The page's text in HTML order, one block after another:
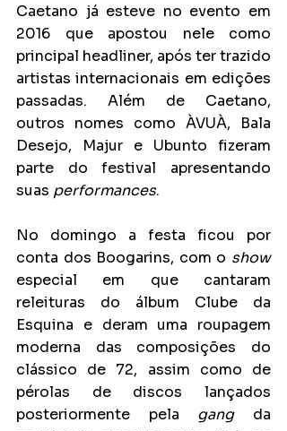
Caetano já esteve no evento em
2016 que apostou nele como
principal headliner, após ter trazido
artistas internacionais em edições
passadas. Além de Caetano,
outros nomes como ÀVUÀ, Bala
Desejo, Majur e Ubunto fizeram
parte do festival apresentando
suas performances.
No domingo a festa ficou por
conta dos Boogarins, com o show
especial em que cantaram
releituras do álbum Clube da
Esquina e deram uma roupagem
moderna das composições do
clássico de 72, assim como de
pérolas de discos lançados
posteriormente pela gang da